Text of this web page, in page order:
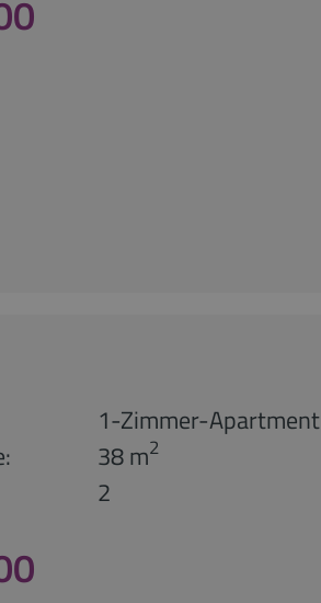
1-Zimmer-Apartment
38 m2
2